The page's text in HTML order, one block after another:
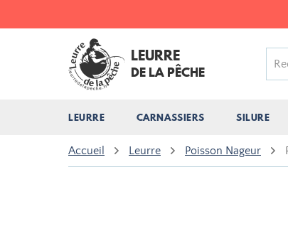
LEURRE
DE LA PÊCHE
LEURRE CARNASSIERS SILURE
Accueil Leurre Poisson Nageur